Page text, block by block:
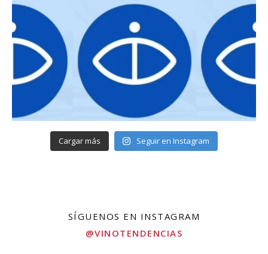
Cargar más Seguir en Instagram
SÍGUENOS EN INSTAGRAM
@VINOTENDENCIAS